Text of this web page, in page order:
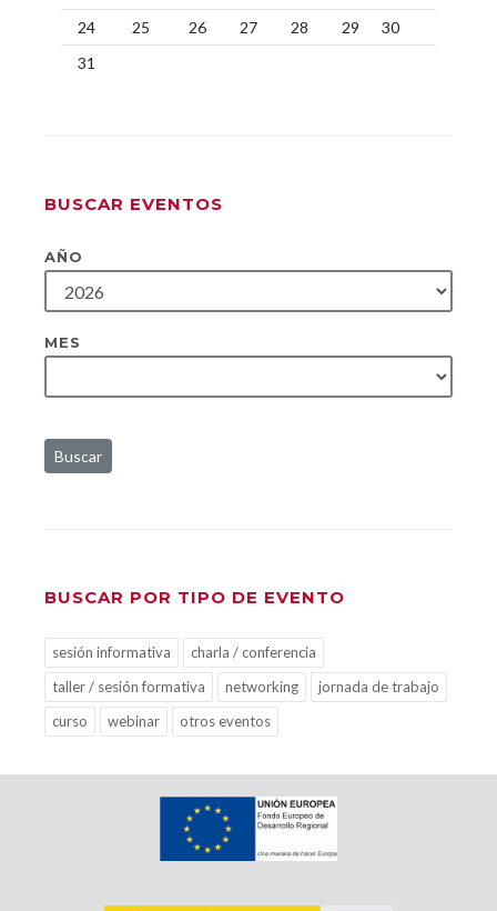
24
25 26 27 28 29
30
31
BUSCAR EVENTOS
AÑO
MES
Buscar
BUSCAR POR TIPO DE EVENTO
sesión informativa
charla / conferencia
taller / sesión formativa
networking
jornada de trabajo
curso
webinar otros eventos